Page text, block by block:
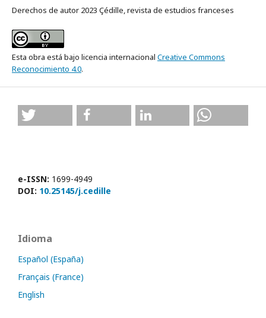
Derechos de autor 2023 Çédille, revista de estudios franceses
Esta obra está bajo licencia internacional Creative Commons
Reconocimiento 4.0.
e-ISSN: 1699-4949
DOI: 10.25145/j.cedille
Idioma
Español (España)
Français (France)
English